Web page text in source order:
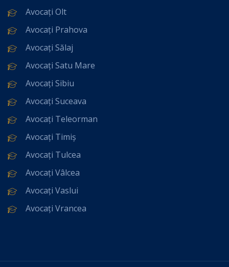
Avocați Olt
Avocați Prahova
Avocați Sălaj
Avocați Satu Mare
Avocați Sibiu
Avocați Suceava
Avocați Teleorman
Avocați Timiș
Avocați Tulcea
Avocați Vâlcea
Avocați Vaslui
Avocați Vrancea